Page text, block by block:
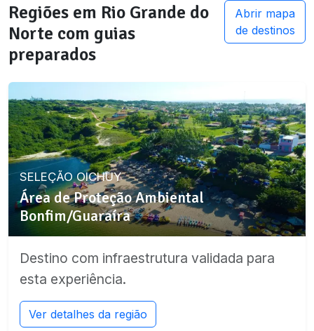
Regiões em Rio Grande do
Norte com guias
preparados
Abrir mapa
de destinos
SELEÇÃO OICHUY
Área de Proteção Ambiental
Bonfim/Guaraíra
Destino com infraestrutura validada para
esta experiência.
Ver detalhes da região